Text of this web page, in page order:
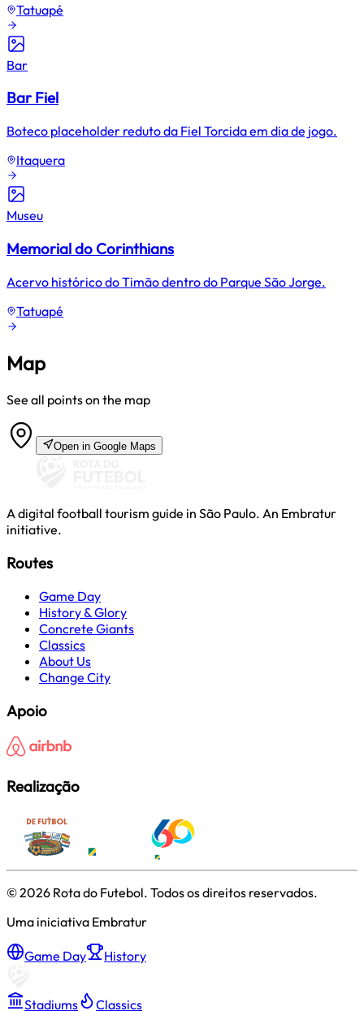
Tatuapé
Bar
Bar Fiel
Boteco placeholder reduto da Fiel Torcida em dia de jogo.
Itaquera
Museu
Memorial do Corinthians
Acervo histórico do Timão dentro do Parque São Jorge.
Tatuapé
Map
See all points on the map
Open in Google Maps
A digital football tourism guide in São Paulo. An Embratur
initiative.
Routes
Game Day
History & Glory
Concrete Giants
Classics
About Us
Change City
Apoio
Realização
©2026 Rota do Futebol. Todos os direitos reservados.
Uma iniciativa Embratur
Game Day History
Stadiums Classics